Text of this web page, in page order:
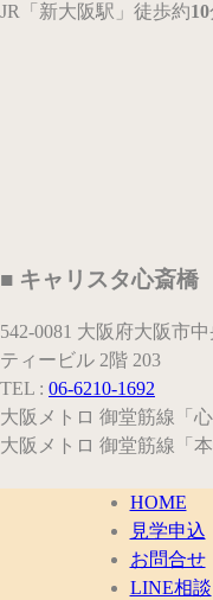
JR 「新大阪駅」 徒歩約10
■ キャリスタ心斎橋
542-0081 大阪府大阪市
ティービル 2階 203
TEL : 06-6210-1692
大阪メトロ 御堂筋線 「
大阪メトロ 御堂筋線 「
HOME
見学申込
お問合せ
LINE相談